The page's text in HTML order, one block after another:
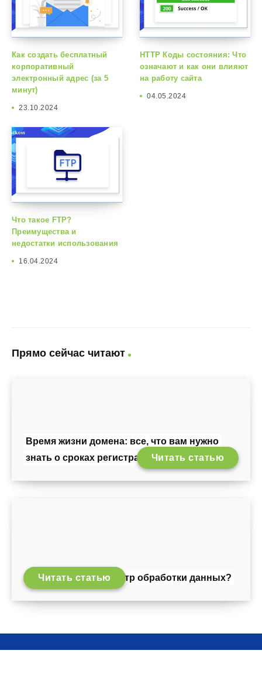
Как создать бесплатный
корпоративный
электронный адрес (за 5
минут)
23.10.2024
HTTP Коды состояния: Что
означают и как они влияют
на работу сайта
04.05.2024
Что такое FTP?
Преимущества и
недостатки использования
16.04.2024
Прямо сейчас читают
Время жизни домена: все, что вам нужно
знать о сроках регистрации и продления.
Читать статью
Что такое центр обработки данных?
Читать статью